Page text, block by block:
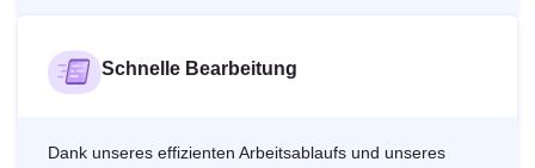
Schnelle Bearbeitung
Dank unseres effizienten Arbeitsablaufs und unseres